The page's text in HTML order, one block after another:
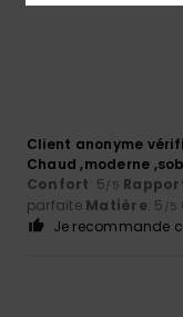
Client anonyme
Chaud ,moderne
Confort: 5/5
parfaite Matière: 5 /5
Je recommande